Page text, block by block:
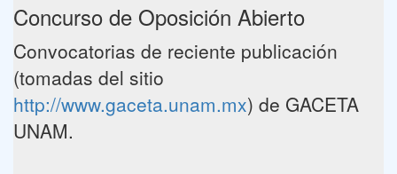
Concurso de Oposición Abierto
Convocatorias de reciente publicación
(tomadas del sitio
http://www.gaceta.unam.mx) de GACETA
UNAM.